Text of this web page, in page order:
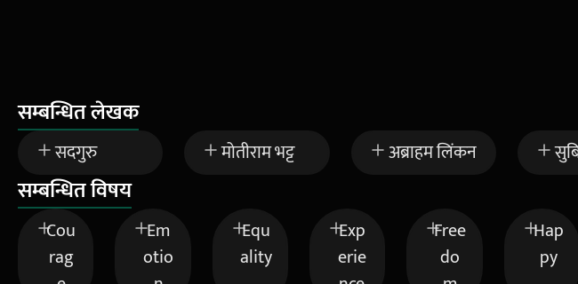
सम्बन्धित लेखक
सदगुरु मोतीराम भट्ट अब्राहम लिंकन
सम्बन्धित विषय
Cou
rag
Em
otio
Equ
ality
Exp
erie
Free
do
Hap
py